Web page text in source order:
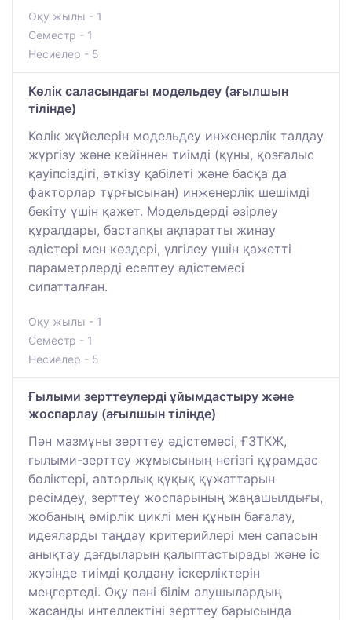
Оқу жылы - 1
Семестр - 1
Несиелер - 5
Көлік саласындағы модельдеу (ағылшын
тілінде)
Көлік жүйелерін модельдеу инженерлік талдау
жүргізу және кейіннен тиімді (құны, қозғалыс
қауіпсіздігі, өткізу қабілеті және басқа да
факторлар тұрғысынан) инженерлік шешімді
бекіту үшін қажет. Модельдерді әзірлеу
құралдары, бастапқы ақпаратты жинау
әдістері мен көздері, үлгілеу үшін қажетті
параметрлерді есептеу әдістемесі
сипатталған.
Оқу жылы - 1
Семестр - 1
Несиелер - 5
Ғылыми зерттеулерді ұйымдастыру және
жоспарлау (ағылшын тілінде)
Пән мазмұны зерттеу әдістемесі, ҒЗТКЖ,
ғылыми-зерттеу жұмысының негізгі құрамдас
бөліктері, авторлық құқық құжаттарын
рәсімдеу, зерттеу жоспарының жаңашылдығы,
жобаның өмірлік циклі мен құнын бағалау,
идеяларды таңдау критерийлері мен сапасын
анықтау дағдыларын қалыптастырады және іс
жүзінде тиімді қолдану іскерліктерін
меңгертеді. Оқу пәні білім алушылардың
жасанды интеллектіні зерттеу барысында